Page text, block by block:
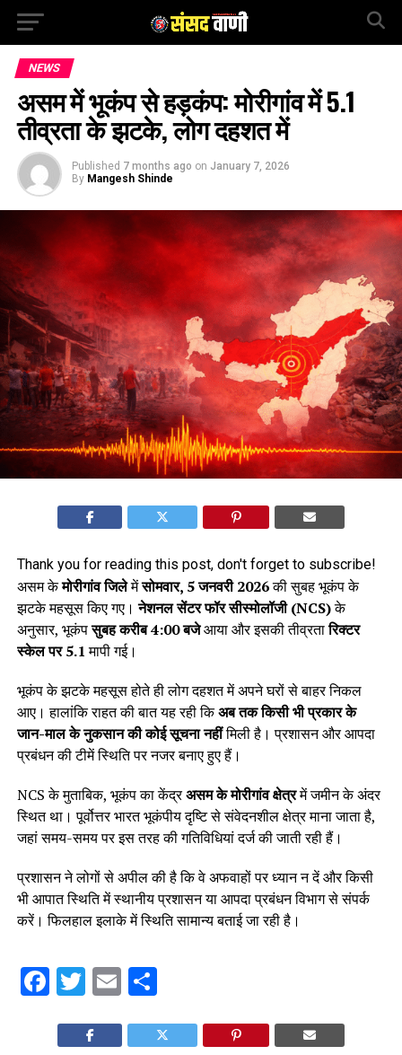
NEWS
असम में भूकंप से हड़कंप: मोरीगांव में 5.1
तीव्रता के झटके, लोग दहशत में
Published 7 months ago on January 7, 2026
By Mangesh Shinde
Thank you for reading this post, don't forget to subscribe!
असम केमोरीगांव जिलेमेंसोमवार, 5 जनवरी 2026की सुबह भूकंप के
झटके महसूस किए गए।नेशनल सेंटर फॉर सीस्मोलॉजी (NCS)के
अनुसार, भूकंपसुबह करीब 4:00 बजेआया और इसकी तीव्रतारिक्टर
स्केल पर 5.1मापी गई।
भूकंप के झटके महसूस होते ही लोग दहशत में अपने घरों से बाहर निकल
आए। हालांकि राहत की बात यह रही किअब तक किसी भी प्रकार के
जान-माल के नुकसान की कोई सूचना नहींमिली है। प्रशासन और आपदा
प्रबंधन की टीमें स्थिति पर नजर बनाए हुए हैं।
NCS के मुताबिक, भूकंप का केंद्रअसम के मोरीगांव क्षेत्रमें जमीन के अंदर
स्थित था। पूर्वोत्तर भारत भूकंपीय दृष्टि से संवेदनशील क्षेत्र माना जाता है,
जहां समय-समय पर इस तरह की गतिविधियां दर्ज की जाती रही हैं।
प्रशासन ने लोगों से अपील की है कि वे अफवाहों पर ध्यान न दें और किसी
भी आपात स्थिति में स्थानीय प्रशासन या आपदा प्रबंधन विभाग से संपर्क
करें। फिलहाल इलाके में स्थिति सामान्य बताई जा रही है।
Facebook
Twitter
EmailShare